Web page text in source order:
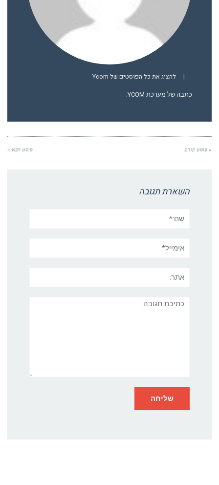
| להציג את כל הפוסטים של Ycom
כתבה של מערכת YCOM.
« פוסט קודם פוסט הבא »
השארת תגובה
תגובה